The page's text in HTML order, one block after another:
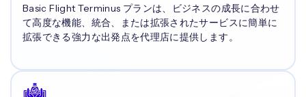
Basic Flight Terminus プランは、ビジネスの成長に合わせ
て高度な機能、統合、または拡張されたサービスに簡単に
拡張できる強力な出発点を代理店に提供します。